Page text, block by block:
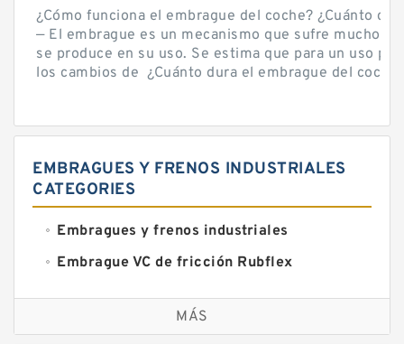
¿Cómo funciona el embrague del coche? ¿Cuánto
— El embrague es un mecanismo que sufre mucho
se produce en su uso. Se estima que para un uso
los cambios de ¿Cuánto dura el embrague del
EMBRAGUES Y FRENOS INDUSTRIALES
CATEGORIES
Embragues y frenos industriales
Embrague VC de fricción Rubflex
Embragues y frenos VC
MÁS